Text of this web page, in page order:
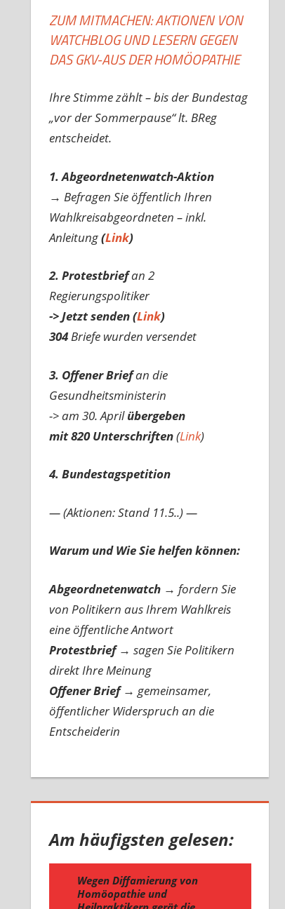
ZUM MITMACHEN: AKTIONEN VON
WATCHBLOG UND LESERN GEGEN
DAS GKV-AUS DER HOMÖOPATHIE
Ihre Stimme zählt – bis der Bundestag
„vor der Sommerpause“ lt. BReg
entscheidet.
1. Abgeordnetenwatch-Aktion
→ Befragen Sie öffentlich Ihren
Wahlkreisabgeordneten – inkl.
Anleitung(Link)
2. Protestbriefan 2
Regierungspolitiker
-> Jetzt senden (Link)
304Briefe wurden versendet
3. Offener Briefan die
Gesundheitsministerin
-> am 30. Aprilübergeben
mit 820 Unterschriften(Link)
4. Bundestagspetition
— (Aktionen: Stand 11.5..) —
Warum und Wie Sie helfen können:
Abgeordnetenwatch → fordern Sie
von Politikern aus Ihrem Wahlkreis
eine öffentliche Antwort
Protestbrief → sagen Sie Politikern
direkt Ihre Meinung
Offener Brief → gemeinsamer,
öffentlicher Widerspruch an die
Entscheiderin
Am häufigsten gelesen: